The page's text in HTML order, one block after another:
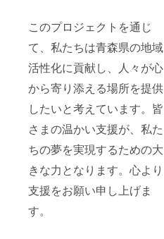
このプロジェクトを通じ
て、私たちは青森県の地域
活性化に貢献し、人々が心
から寄り添える場所を提供
したいと考えています。皆
さまの温かい支援が、私た
ちの夢を実現するための大
きな力となります。心より
支援をお願い申し上げま
す。